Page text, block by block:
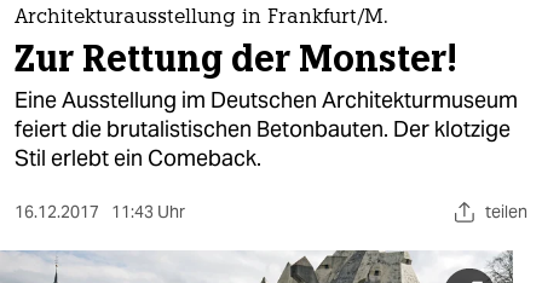
themen
politik
öko
Architekturausstellung in Frankfurt/M.
Zur Rettung der Monster!
Eine Ausstellung im Deutschen Architekturmuseum
feiert die brutalistischen Betonbauten. Der klotzige
Stil erlebt ein Comeback.
16.12.2017 11:43 Uhr teilen